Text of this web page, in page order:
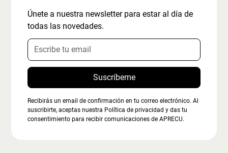
Únete a nuestra newsletter para estar al día de
todas las novedades.
Recibirás un email de confirmación en tu correo electrónico. Al
suscribirte, aceptas nuestra Política de privacidad y das tu
consentimiento para recibir comunicaciones de APRECU.